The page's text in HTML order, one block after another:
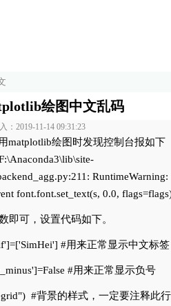
绘图中文乱码
：2019-11-14 09:31:23
matplotlib绘图时发现控制台报如下
RuntimeWarning:
font.font.set_text(s, 0.0,
即可，设置代码如下。
#用来正常显示中文标签
#用来正常显示负号
#背景的样式，一定要注释此行